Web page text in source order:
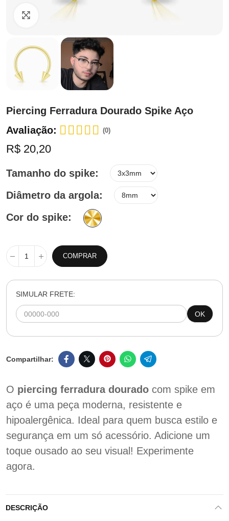
Clique para ampliar
Piercing Ferradura Dourado Spike Aço
Avaliação:
(0)
R$ 20,20
Tamanho do spike
Diâmetro da argola
Cor do spike
COMPRAR
SIMULAR FRETE:
OK
O piercing ferradura dourado com spike em
aço é uma peça moderna, resistente e
hipoalergênica. Ideal para quem busca estilo e
segurança em um só acessório. Adicione um
toque ousado ao seu visual! Experimente
agora.
DESCRIÇÃO